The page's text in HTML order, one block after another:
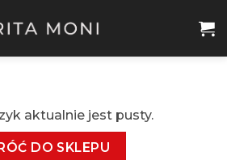
aktualnie jest pusty.
DO SKLEPU